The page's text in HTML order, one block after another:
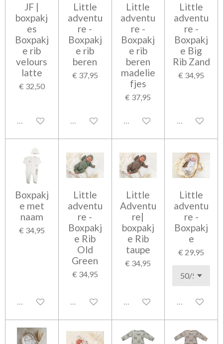
JF |
boxpakj
es
Boxpakj
e rib
velours
latte
€ 32,50
Uitgeschakeld
Little
adventu
re -
Boxpakj
e rib
beren
€ 37,95
Uitgeschakeld
Little
adventu
re -
Boxpakj
e rib
beren
madelie
fjes
€ 37,95
Uitgeschakeld
Little
adventu
re -
Boxpakj
e Big
Rib Zand
€ 34,95
Boxpakj
e met
naam
€ 34,95
Uitgeschakeld
Little
adventu
re -
Boxpakj
e Rib
Old
Green
€ 34,95
Uitgeschakeld
Little
Adventu
re|
boxpakj
e Rib
taupe
€ 34,95
Uitgeschakeld
Little
adventu
re -
Boxpakj
e
€ 29,95